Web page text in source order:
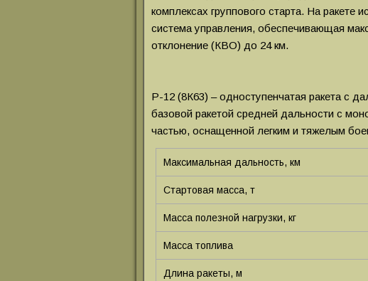
комплексах группового старта. На ракете
система управления, обеспечивающая
отклонение (КВО) до 24 км.
Р-12 (8К63) – одноступенчатая ракета с
базовой ракетой средней дальности с
частью, оснащенной легким и тяжелым
Максимальная дальность, км
Стартовая масса, т
Масса полезной нагрузки, кг
Масса топлива
Длина ракеты, м